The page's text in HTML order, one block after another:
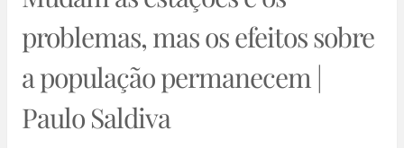
problemas, mas os efeitos sobre
a população permanecem |
Paulo Saldiva